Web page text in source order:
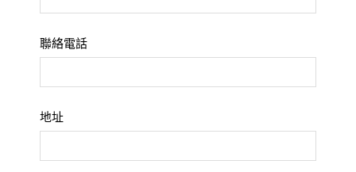
聯絡電話
地址